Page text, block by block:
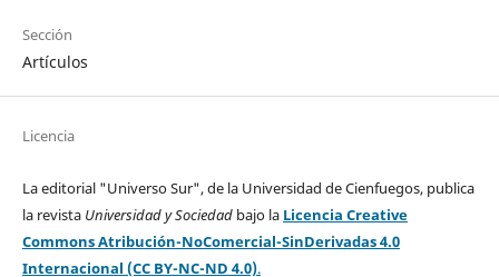
Sección
Artículos
Licencia
La editorial "Universo Sur", de la Universidad de Cienfuegos, publica
la revista Universidad y Sociedad bajo la Licencia Creative
Commons Atribución-NoComercial-SinDerivadas 4.0
Internacional (CC BY-NC-ND 4.0).